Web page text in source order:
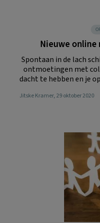
Nieuwe
Spontaan in de lach
ontmoetingen met
dacht te hebben en je
Jitske Kramer, 29 oktober 2020